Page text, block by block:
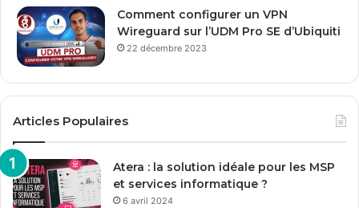
Comment configurer un VPN
Wireguard sur l’UDM Pro SE d’Ubiquiti
22 décembre 2023
Articles Populaires
Atera : la solution idéale pour les MSP
et services informatique ?
6 avril 2024